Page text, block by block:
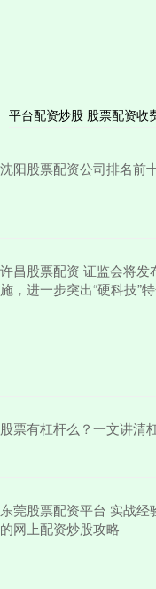
平台配资炒股 股票配资收
沈阳股票配资公司排名前
许昌股票配资 证监会将
施，进一步突出“硬科技”
股票有杠杆么？一文讲清
东莞股票配资平台 实战
的网上配资炒股攻略